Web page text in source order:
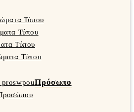
Τύπου
Τύπου
Τύπου
Τύπου
Πρόσωπο